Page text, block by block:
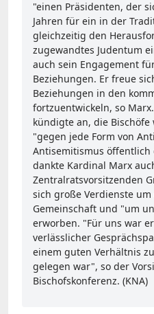
"einen Präsidenten, der
Jahren für ein in der
gleichzeitig den
zugewandtes Judentum
auch sein Engagement
Beziehungen. Er freue
Beziehungen in den
fortzuentwickeln, so
kündigte an, die
"gegen jede Form von
Antisemitismus
dankte Kardinal Marx
Zentralratsvorsitzenden
sich große Verdienste
Gemeinschaft und "um
erworben. "Für uns war
verlässlicher
einem guten Verhältnis
gelegen war", so der
Bischofskonferenz. (KNA)